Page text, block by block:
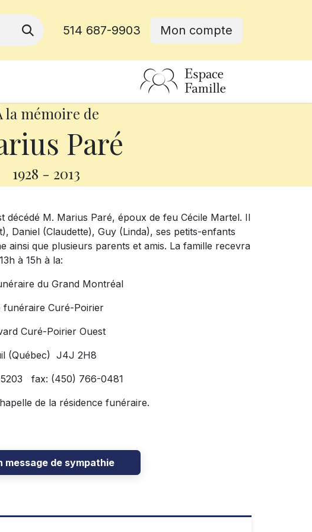
514 687-9903 Mon compte
la mémoire de
Paré
1928 - 2013
décédé M. Marius Paré, époux de feu Cécile Martel. Il
Daniel (Claudette), Guy (Linda), ses petits-enfants
ainsi que plusieurs parents et amis. La famille recevra
à 15h à la:
du Grand Montréal
funéraire Curé-Poirier
Curé-Poirier Ouest
(Québec) J4J 2H8
fax: (450) 766-0481
de la résidence funéraire.
message de sympathie